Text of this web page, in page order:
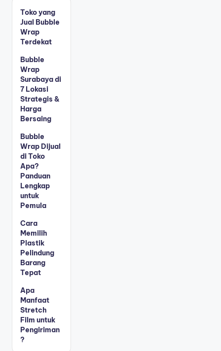
Toko yang
Jual Bubble
Wrap
Terdekat
Bubble
Wrap
Surabaya di
7 Lokasi
Strategis &
Harga
Bersaing
Bubble
Wrap Dijual
di Toko
Apa?
Panduan
Lengkap
untuk
Pemula
Cara
Memilih
Plastik
Pelindung
Barang
Tepat
Apa
Manfaat
Stretch
Film untuk
Pengiriman
?